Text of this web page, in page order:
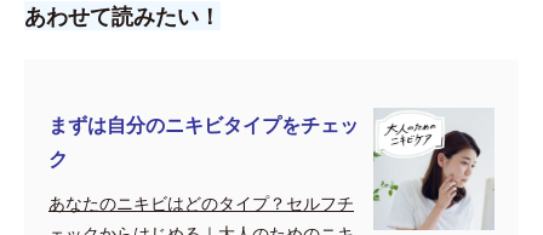
あわせて読みたい！
まずは自分のニキビタイプをチェッ
ク
あなたのニキビはどのタイプ？セルフチ